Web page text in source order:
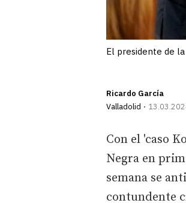
El presidente de
Ricardo García
Valladolid
Con el 'caso
Negra en
semana se
contundente